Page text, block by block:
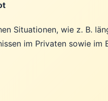
Situationen, wie z. B.
im Privaten sowie